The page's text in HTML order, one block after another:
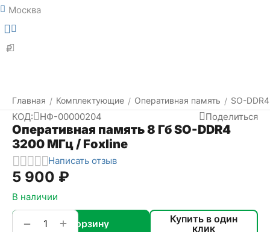
Москва
₽
Главная / Комплектующие / Оперативная память / SO-DDR4
КОД: НФ-00000204 Поделиться
Оперативная память 8 Гб SO-DDR4
3200 МГц / Foxline
Написать отзыв
5 900 ₽
В наличии
+
− В корзину
Купить в один
клик